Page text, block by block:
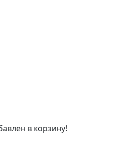
в корзину!